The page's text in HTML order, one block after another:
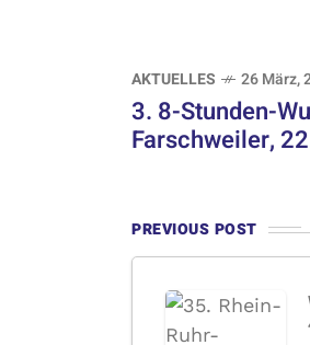
AKTUELLES 26 März,
3. 8-Stunden-
Farschweiler,
PREVIOUS POST